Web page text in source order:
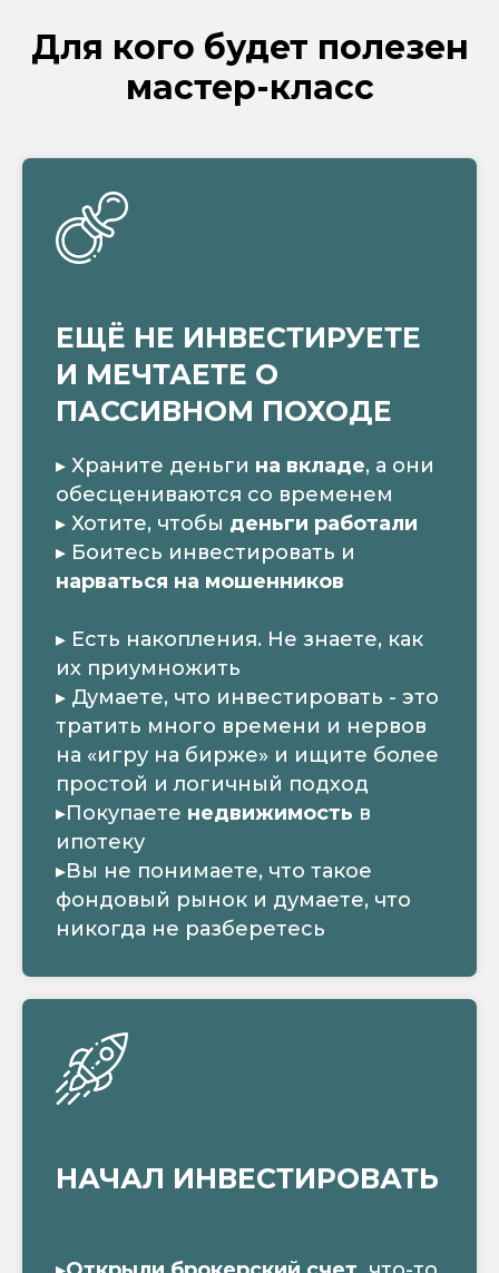
Для кого будет полезен
мастер-класс
ЕЩЁ НЕ ИНВЕСТИРУЕТЕ
И МЕЧТАЕТЕ О
ПАССИВНОМ ПОХОДЕ
▸ Храните деньги на вкладе, а они
обесцениваются со временем
▸ Хотите, чтобы деньги работали
▸ Боитесь инвестировать и
нарваться на мошенников
▸ Есть накопления. Не знаете, как
их приумножить
▸ Думаете, что инвестировать - это
тратить много времени и нервов
на «игру на бирже» и ищите более
простой и логичный подход
▸Покупаете недвижимость в
ипотеку
▸Вы не понимаете, что такое
фондовый рынок и думаете, что
никогда не разберетесь
НАЧАЛ ИНВЕСТИРОВАТЬ